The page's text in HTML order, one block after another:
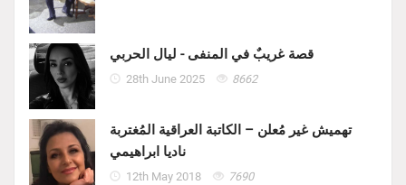
قصة غريبٌ في المنفى - ليال الحربي
28th June 2025 8662
تهميش غير مُعلن – الكاتبة العراقية المُغتربة
ناديا ابراهيمي
12th May 2018 7690